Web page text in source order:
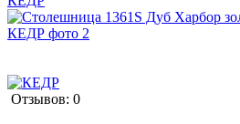
Отзывов: 0